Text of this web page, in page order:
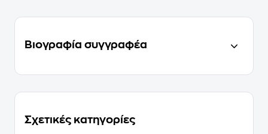
Βιογραφία συγγραφέα
Σχετικές κατηγορίες